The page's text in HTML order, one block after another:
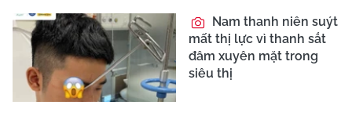
Nam thanh niên suýt
mất thị lực vì thanh sắt
đâm xuyên mặt trong
siêu thị